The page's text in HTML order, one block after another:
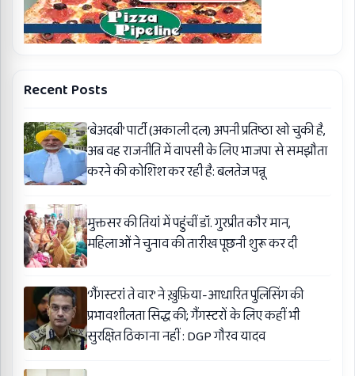
Recent Posts
‘बेअदबी’ पार्टी (अकाली दल) अपनी प्रतिष्ठा खो चुकी है,
अब वह राजनीति में वापसी के लिए भाजपा से समझौता
करने की कोशिश कर रही है: बलतेज पन्नू
मुक्तसर की तियां में पहुंचीं डॉ. गुरप्रीत कौर मान,
महिलाओं ने चुनाव की तारीख पूछनी शुरू कर दी
‘गैंगस्टरां ते वार’ ने ख़ुफ़िया-आधारित पुलिसिंग की
प्रभावशीलता सिद्ध की; गैंगस्टरों के लिए कहीं भी
सुरक्षित ठिकाना नहीं : DGP गौरव यादव